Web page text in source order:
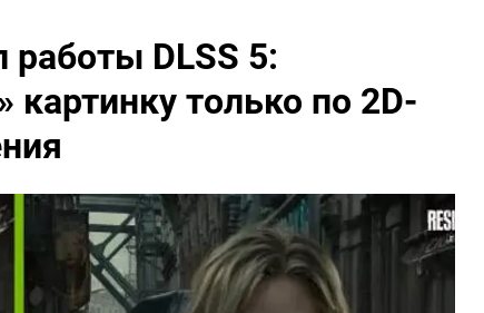
DLSS 5:
только по 2D-